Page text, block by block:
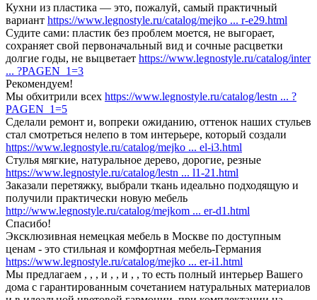
Кухни из пластика — это, пожалуй, самый практичный
вариант https://www.legnostyle.ru/catalog/mejko ... r-e29.html
Судите сами: пластик без проблем моется, не выгорает,
сохраняет свой первоначальный вид и сочные расцветки
долгие годы, не выцветает https://www.legnostyle.ru/catalog/inter
... ?PAGEN_1=3
Рекомендуем!
Мы обхитрили всех https://www.legnostyle.ru/catalog/lestn ... ?
PAGEN_1=5
Сделали ремонт и, вопреки ожиданию, оттенок наших стульев
стал смотреться нелепо в том интерьере, который создали
https://www.legnostyle.ru/catalog/mejko ... el-i3.html
Стулья мягкие, натуральное дерево, дорогие, резные
https://www.legnostyle.ru/catalog/lestn ... l1-21.html
Заказали перетяжку, выбрали ткань идеально подходящую и
получили практически новую мебель
http://www.legnostyle.ru/catalog/mejkom ... er-d1.html
Спасибо!
Эксклюзивная немецкая мебель в Москве по доступным
ценам - это стильная и комфортная мебель-Германия
https://www.legnostyle.ru/catalog/mejko ... er-i1.html
Мы предлагаем , , , и , , и , , то есть полный интерьер Вашего
дома с гарантированным сочетанием натуральных материалов